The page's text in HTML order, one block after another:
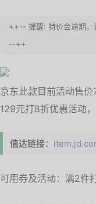
++-- 提醒: 特价会逾期，
--++
京东此款目前活动售
129元打8折优惠活动
值达链接：
可用券及活动：满2件